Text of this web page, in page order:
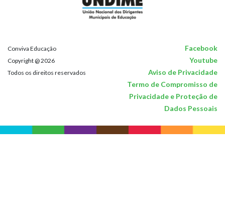
Conviva Educação Facebook
Copyright @ 2026 Youtube
Todos os direitos reservados
Aviso de Privacidade
Termo de Compromisso de
Privacidade e Proteção de
Dados Pessoais